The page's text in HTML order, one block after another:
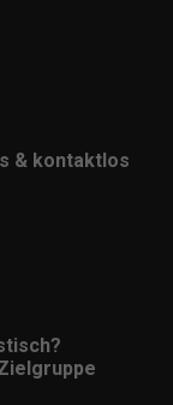
& kontaktlos